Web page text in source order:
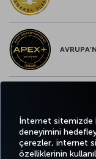
İnternet sitemizde
deneyimini
çerezler, internet
özelliklerinin